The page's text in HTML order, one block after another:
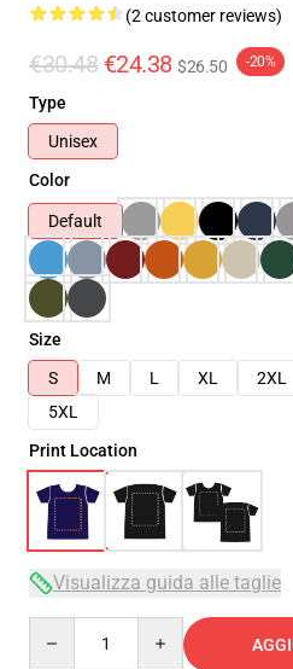
(2 customer reviews)
€30.48 €24.38 $26.50 -20%
Type
Unisex
Color
Default
Size
S
M L XL 2XL
5XL
Print Location
Visualizza guida alle taglie